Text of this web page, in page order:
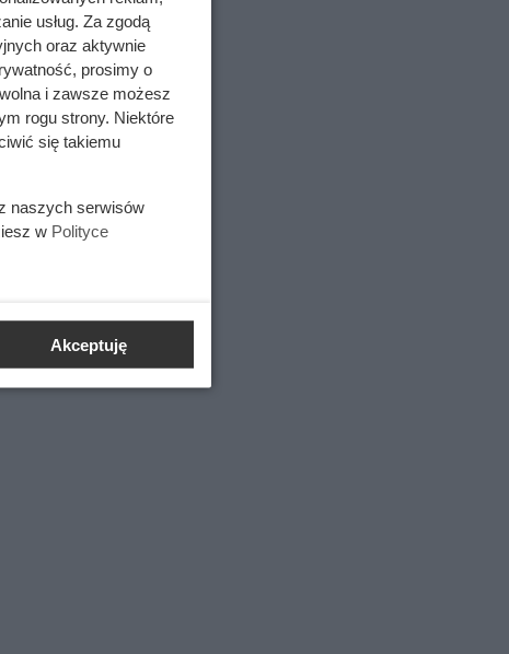
–
usług. Za zgodą
oraz aktywnie
prosimy o
i zawsze możesz
rogu strony. Niektóre
się takiemu
naszych serwisów
w Polityce
Akceptuję